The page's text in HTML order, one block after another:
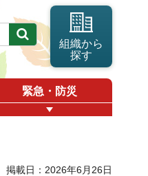
組織から
探す
緊急・防災
掲載日：2026年6月26日